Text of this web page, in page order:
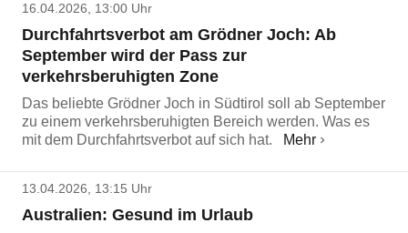
16.04.2026, 13:00 Uhr
Durchfahrtsverbot am Grödner Joch: Ab
September wird der Pass zur
verkehrsberuhigten Zone
Das beliebte Grödner Joch in Südtirol soll ab September
zu einem verkehrsberuhigten Bereich werden. Was es
mit dem Durchfahrtsverbot auf sich hat.
Mehr
13.04.2026, 13:15 Uhr
Australien: Gesund im Urlaub